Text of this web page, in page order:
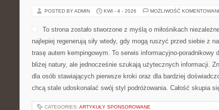
POSTED BY ADMIN KWI - 4 - 2026 MOŻLIWOŚĆ
To strona zostało stworzone z myślą o miłośnikach
najlepiej regenerują siły wtedy, gdy mogą ruszyć przed siebie z
trasę autem kempingowym. To serwis informacyjno-poradnikowy
bliżej natury, ale jednocześnie szukają użytecznych informacji.
dla osób stawiających pierwsze kroki oraz dla bardziej
chcą stale udoskonalać swój styl podróżowania. Całość skupia
CATEGORIES: ARTYKUŁY SPONSOROWANE